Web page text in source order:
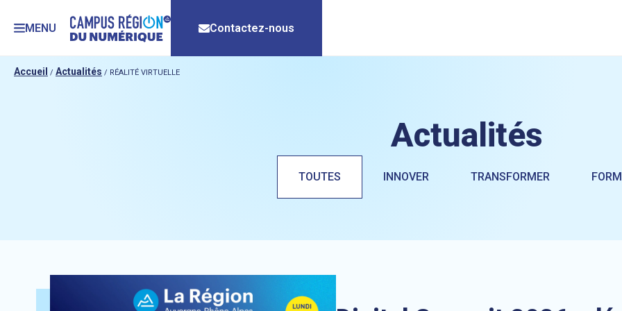
MENU Contactez-nous
Accueil / Actualités / RÉALITÉ VIRTUELLE
Actualités
TOUTES INNOVER TRANSFORMER